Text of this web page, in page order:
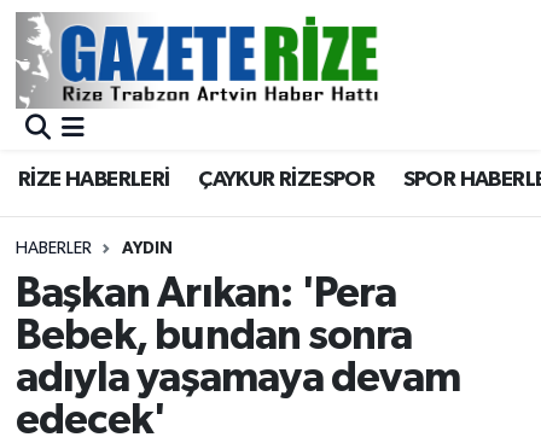
RİZE HABERLERİ ÇAYKUR RİZESPOR SPOR
HABERLER AYDIN
Başkan Arıkan: 'Pera
Bebek, bundan sonra
adıyla yaşamaya devam
edecek'
BÖLGEMİZ
Asayiş
Rize Jandarma Komutanlığı
Bilim Teknoloji
Bölge
Merkez Nöbetçi Eczaneler
Merkez Trafik Yoğunluk Haritası
Süper Lig Puan Durumu ve Fikstür
Tüm Manşetler
Son Dakika Haberleri